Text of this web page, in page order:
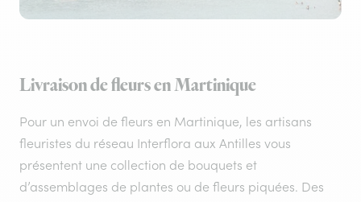
Livraison de fleurs en Martinique
Pour un envoi de fleurs en Martinique, les artisans
fleuristes du réseau Interflora aux Antilles vous
présentent une collection de bouquets et
d’assemblages de plantes ou de fleurs piquées. Des